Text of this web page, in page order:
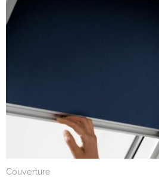
Couverture